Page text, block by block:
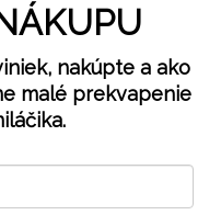
nakúpte a ako
malé prekvapenie